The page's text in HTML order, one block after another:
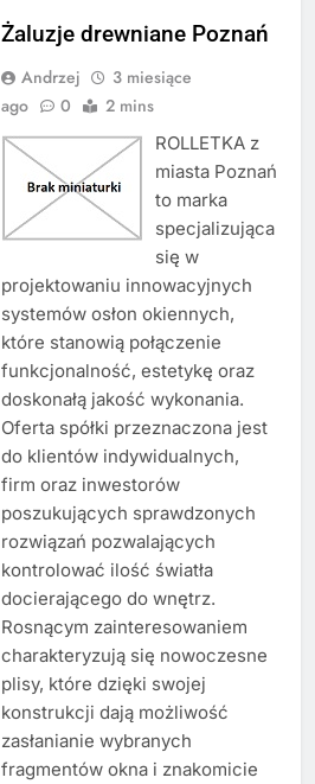
Żaluzje drewniane Poznań
Andrzej
3 miesiące
ago
0 2 mins
ROLLETKA z
miasta Poznań
to marka
specjalizująca
się w
projektowaniu innowacyjnych
systemów osłon okiennych,
które stanowią połączenie
funkcjonalność, estetykę oraz
doskonałą jakość wykonania.
Oferta spółki przeznaczona jest
do klientów indywidualnych,
firm oraz inwestorów
poszukujących sprawdzonych
rozwiązań pozwalających
kontrolować ilość światła
docierającego do wnętrz.
Rosnącym zainteresowaniem
charakteryzują się nowoczesne
plisy, które dzięki swojej
konstrukcji dają możliwość
zasłanianie wybranych
fragmentów okna i znakomicie